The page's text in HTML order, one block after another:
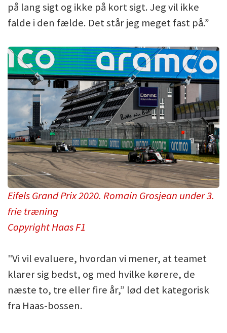
på lang sigt og ikke på kort sigt. Jeg vil ikke
falde i den fælde. Det står jeg meget fast på.”
Eifels Grand Prix 2020. Romain Grosjean under 3.
frie træning
Copyright Haas F1
"Vi vil evaluere, hvordan vi mener, at teamet
klarer sig bedst, og med hvilke kørere, de
næste to, tre eller fire år,” lød det kategorisk
fra Haas-bossen.